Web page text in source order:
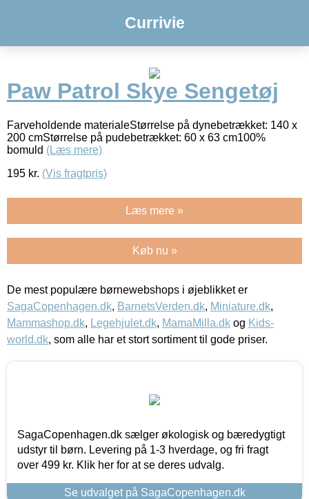
Currivie
Paw Patrol Skye Sengetøj
Farveholdende materialeStørrelse på dynebetrækket: 140 x
200 cmStørrelse på pudebetrækket: 60 x 63 cm100%
bomuld (Læs mere)
195 kr. (Vis fragtpris)
Læs mere »
Køb nu »
De mest populære børnewebshops i øjeblikket er
SagaCopenhagen.dk, BarnetsVerden.dk, Miniature.dk,
Mammashop.dk, Legehjulet.dk, MamaMilla.dk og Kids-
world.dk, som alle har et stort sortiment til gode priser.
SagaCopenhagen.dk sælger økologisk og bæredygtigt
udstyr til børn. Levering på 1-3 hverdage, og fri fragt
over 499 kr. Klik her for at se deres udvalg.
Se udvalget på SagaCopenhagen.dk